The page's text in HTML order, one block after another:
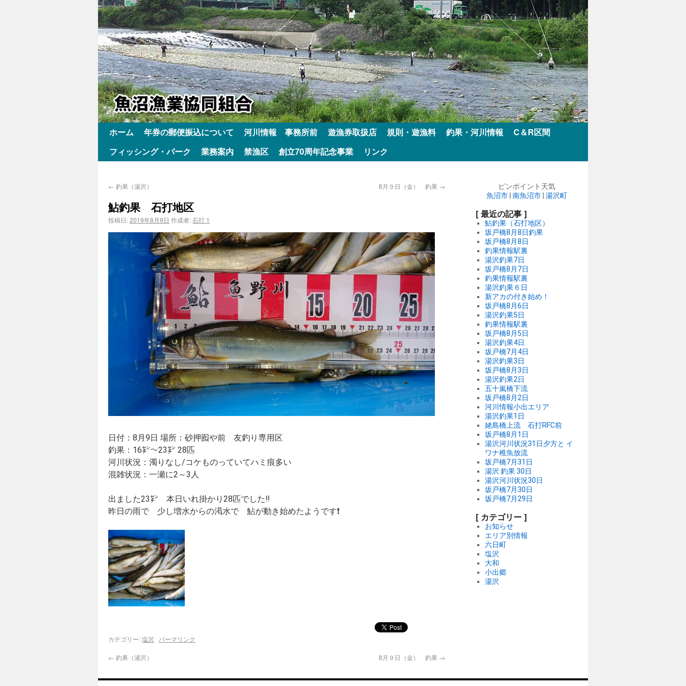
ホーム 年券の郵便振込について 河川情報 事務所前 遊漁券取扱店 規則・遊漁料 釣果・河川情報
C＆R区間
フィッシング・パーク
業務案内 禁漁区 創立70周年記念事業 リンク
← 釣果（湯沢） 8月９日（金） 釣果 →
鮎釣果 石打地区
投稿日:2019年8月9日 作成者:石打 1
日付：8月9日 場所：砂押囮や前 友釣り専用区
釣果：16㌢～23㌢ 28匹
河川状況：濁りなし/コケものっていてハミ痕多い
混雑状況：一瀬に2～3人
出ました23㌢ 本日いれ掛かり28匹でした‼️
昨日の雨で 少し増水からの渇水で 鮎が動き始めたようです❗
カテゴリー:塩沢 パーマリンク
← 釣果（湯沢） 8月９日（金） 釣果 →
ピンポイント天気
魚沼市 南魚沼市 湯沢町
[ 最近の記事 ]
鮎釣果（石打地区）
坂戸橋8月8日釣果
坂戸橋8月8日
釣果情報駅裏
湯沢釣果7日
坂戸橋8月7日
釣果情報駅裏
湯沢釣果６日
新アカの付き始め！
坂戸橋8月6日
湯沢釣果5日
釣果情報駅裏
坂戸橋8月5日
湯沢釣果4日
坂戸橋7月4日
湯沢釣果3日
坂戸橋8月3日
湯沢釣果2日
五十嵐橋下流
坂戸橋8月2日
河川情報小出エリア
湯沢釣果1日
姥島橋上流 石打RFC前
坂戸橋8月1日
湯沢河川状況31日夕方と イ
ワナ稚魚放流
坂戸橋7月31日
湯沢 釣果 30日
湯沢河川状況30日
坂戸橋7月30日
坂戸橋7月29日
[ カテゴリー ]
お知らせ
エリア別情報
六日町
塩沢
大和
小出郷
湯沢